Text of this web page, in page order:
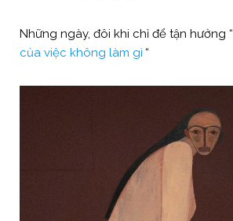
Những ngày, đôi khi chỉ để tận hưởng “
của việc không làm gì “